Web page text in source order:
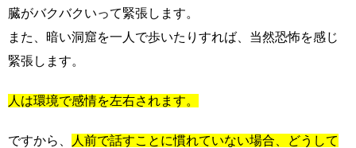
臓がバクバクいって緊張します。
また、暗い洞窟を一人で歩いたりすれば、当然恐怖を感じ
緊張します。
人は環境で感情を左右されます。
ですから、
人前で話すことに慣れていない場合、どうして